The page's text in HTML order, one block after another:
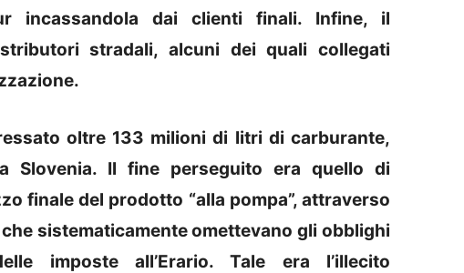
incassandola dai clienti finali. Infine, il
stradali, alcuni dei quali collegati
oltre 133 milioni di litri di carburante,
Slovenia. Il fine perseguito era quello di
finale del prodotto “alla pompa”, attraverso
sistematicamente omettevano gli obblighi
imposte all’Erario. Tale era l’illecito